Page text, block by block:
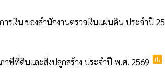
รเงิน ของสำนักงานตรวจเงินแผ่นดิน ประจำปี
ภาษีที่ดินและสิ่งปลูกสร้าง ประจำปี พ.ศ. 2569 poll